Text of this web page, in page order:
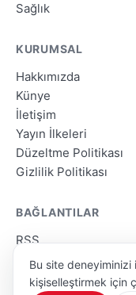
Sağlık
KURUMSAL
Hakkımızda
Künye
İletişim
Yayın İlkeleri
Düzeltme Politikası
Gizlilik Politikası
BAĞLANTILAR
RSS
Site Haritası
Arama
Bu site deneyiminizi
kişiselleştirmek için